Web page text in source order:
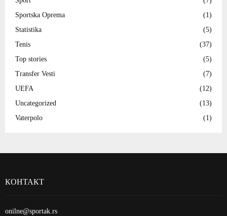
Sportska Oprema
(1)
Statistika
(5)
Tenis
(37)
Top stories
(5)
Transfer Vesti
(7)
UEFA
(12)
Uncategorized
(13)
Vaterpolo
(1)
КОНТАКТ
onilne@sportak.rs